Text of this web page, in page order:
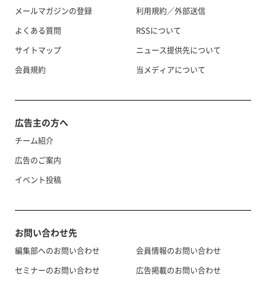
メールマガジンの登録
よくある質問
サイトマップ
会員規約
利用規約／外部送信
RSSについて
ニュース提供先について
当メディアについて
広告主の方へ
チーム紹介
広告のご案内
イベント投稿
お問い合わせ先
編集部へのお問い合わせ
セミナーのお問い合わせ
会員情報のお問い合わせ
広告掲載のお問い合わせ